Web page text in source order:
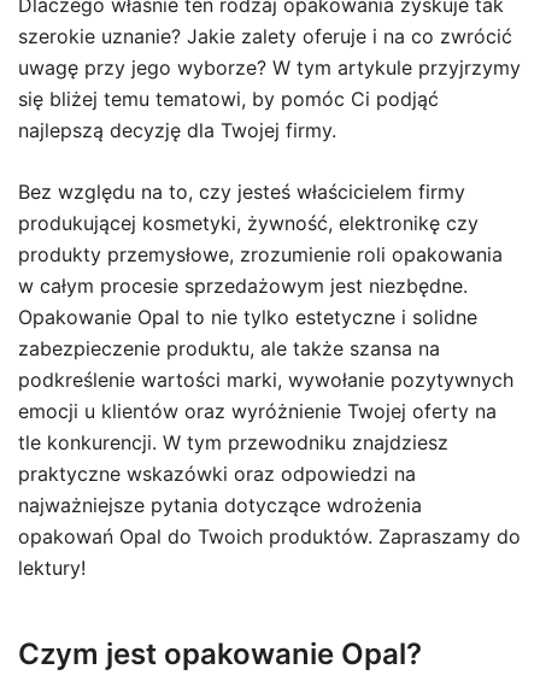
Dlaczego właśnie ten rodzaj opakowania zyskuje tak
szerokie uznanie? Jakie zalety oferuje i na co zwrócić
uwagę przy jego wyborze? W tym artykule przyjrzymy
się bliżej temu tematowi, by pomóc Ci podjąć
najlepszą decyzję dla Twojej firmy.
Bez względu na to, czy jesteś właścicielem firmy
produkującej kosmetyki, żywność, elektronikę czy
produkty przemysłowe, zrozumienie roli opakowania
w całym procesie sprzedażowym jest niezbędne.
Opakowanie Opal to nie tylko estetyczne i solidne
zabezpieczenie produktu, ale także szansa na
podkreślenie wartości marki, wywołanie pozytywnych
emocji u klientów oraz wyróżnienie Twojej oferty na
tle konkurencji. W tym przewodniku znajdziesz
praktyczne wskazówki oraz odpowiedzi na
najważniejsze pytania dotyczące wdrożenia
opakowań Opal do Twoich produktów. Zapraszamy do
lektury!
Czym jest opakowanie Opal?